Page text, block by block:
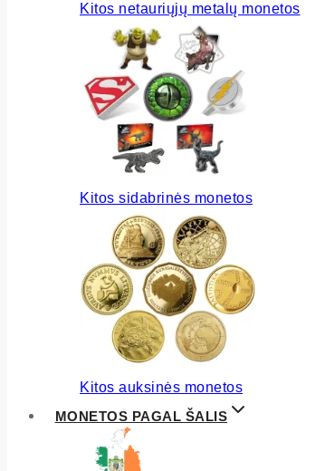
Kitos netauriųjų metalų monetos
Kitos sidabrinės monetos
Kitos auksinės monetos
MONETOS PAGAL ŠALIS